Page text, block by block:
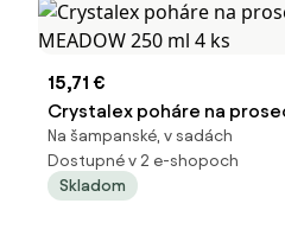
15,71 €
Crystalex poháre na
MEADOW 250 ml 4 ks
Na šampanské, v sadách
Dostupné v 2 e-shopoch
Skladom